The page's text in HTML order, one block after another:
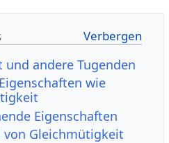
andere Tugenden
wie
Eigenschaften
von Gleichmütigkeit